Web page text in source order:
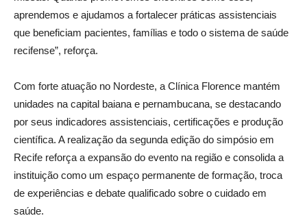
aprendemos e ajudamos a fortalecer práticas assistenciais
que beneficiam pacientes, famílias e todo o sistema de saúde
recifense”, reforça.
Com forte atuação no Nordeste, a Clínica Florence mantém
unidades na capital baiana e pernambucana, se destacando
por seus indicadores assistenciais, certificações e produção
científica. A realização da segunda edição do simpósio em
Recife reforça a expansão do evento na região e consolida a
instituição como um espaço permanente de formação, troca
de experiências e debate qualificado sobre o cuidado em
saúde.